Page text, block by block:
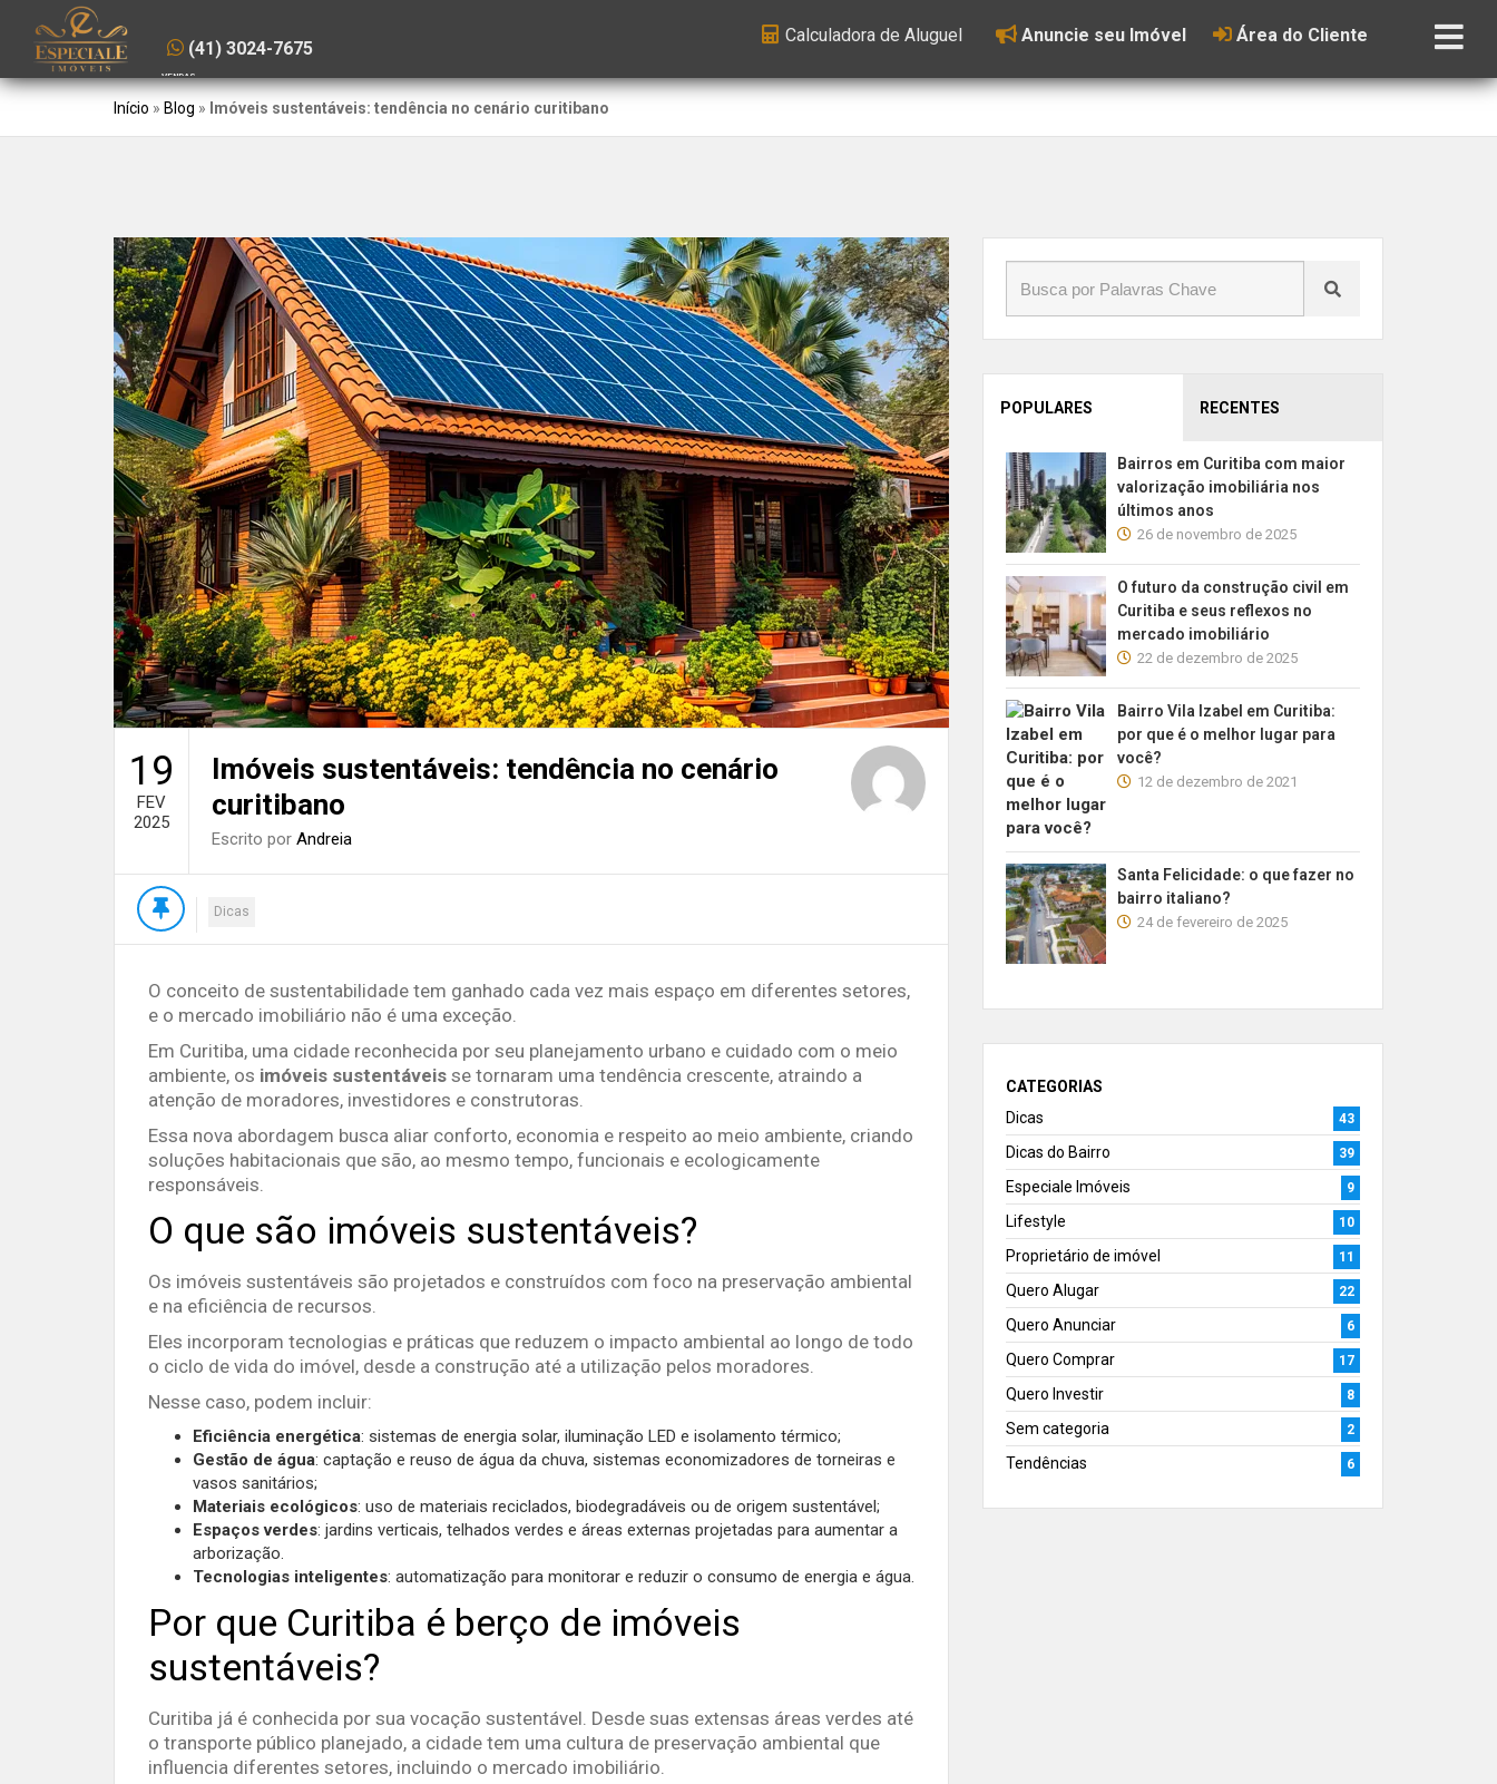
(41) 3024-7675 Calculadora de Aluguel Anuncie seu Imóvel Área do Cliente
Início » Blog » Imóveis sustentáveis: tendência no cenário curitibano
19
FEV
2025
Imóveis sustentáveis: tendência no cenário
curitibano
Escrito por Andreia
Dicas
O conceito de sustentabilidade tem ganhado cada vez mais espaço em diferentes setores,
e o mercado imobiliário não é uma exceção.
Em Curitiba, uma cidade reconhecida por seu planejamento urbano e cuidado com o meio
ambiente, os imóveis sustentáveis se tornaram uma tendência crescente, atraindo a
atenção de moradores, investidores e construtoras.
Essa nova abordagem busca aliar conforto, economia e respeito ao meio ambiente, criando
soluções habitacionais que são, ao mesmo tempo, funcionais e ecologicamente
responsáveis.
O que são imóveis sustentáveis?
Os imóveis sustentáveis são projetados e construídos com foco na preservação ambiental
e na eficiência de recursos.
Eles incorporam tecnologias e práticas que reduzem o impacto ambiental ao longo de todo
o ciclo de vida do imóvel, desde a construção até a utilização pelos moradores.
Nesse caso, podem incluir:
Eficiência energética: sistemas de energia solar, iluminação LED e isolamento térmico;
Gestão de água: captação e reuso de água da chuva, sistemas economizadores de torneiras e
vasos sanitários;
Materiais ecológicos: uso de materiais reciclados, biodegradáveis ou de origem sustentável;
Espaços verdes: jardins verticais, telhados verdes e áreas externas projetadas para aumentar a
arborização.
Tecnologias inteligentes: automatização para monitorar e reduzir o consumo de energia e água.
Por que Curitiba é berço de imóveis
sustentáveis?
Curitiba já é conhecida por sua vocação sustentável. Desde suas extensas áreas verdes até
o transporte público planejado, a cidade tem uma cultura de preservação ambiental que
influencia diferentes setores, incluindo o mercado imobiliário.
POPULARES RECENTES
Bairros em Curitiba com maior
valorização imobiliária nos
últimos anos
26 de novembro de 2025
O futuro da construção civil em
Curitiba e seus reflexos no
mercado imobiliário
22 de dezembro de 2025
Bairro Vila Izabel em Curitiba:
por que é o melhor lugar para
você?
12 de dezembro de 2021
Santa Felicidade: o que fazer no
bairro italiano?
24 de fevereiro de 2025
CATEGORIAS
Dicas
43
Dicas do Bairro 39
Especiale Imóveis 9
Lifestyle 10
Proprietário de imóvel 11
Quero Alugar 22
Quero Anunciar 6
Quero Comprar 17
Quero Investir 8
Sem categoria 2
Tendências 6